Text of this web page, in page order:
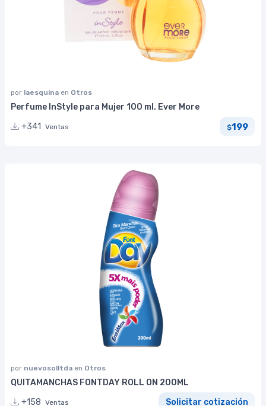
por laesquina en Otros
Perfume InStyle para Mujer 100 ml. Ever More
+341
Ventas $199
por nuevosolltda en Otros
QUITAMANCHAS FONTDAY ROLL ON 200ML
+158 Ventas Solicitar cotización